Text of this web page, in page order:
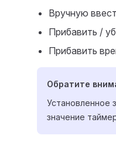
Вручную
Прибавить /
Прибавить
Обратите
Установленное
значение